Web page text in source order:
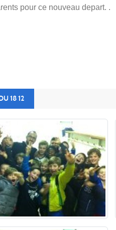
pour ce nouveau depart. .
18 12